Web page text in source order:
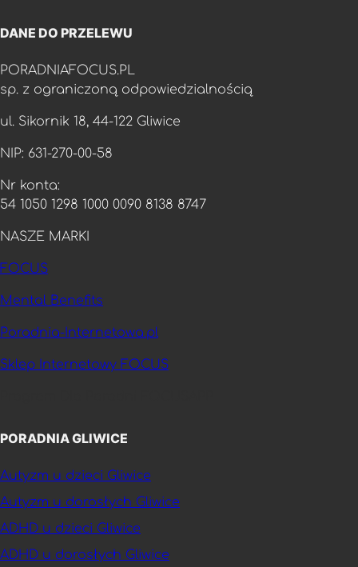
DANE DO PRZELEWU
PORADNIAFOCUS.PL
sp. z ograniczoną odpowiedzialnością
ul. Sikornik 18, 44-122 Gliwice
NIP: 631-270-00-58
Nr konta:
54 1050 1298 1000 0090 8138 8747
NASZE MARKI
FOCUS
Mental Benefits
Poradnia-Internetowa.pl
Sklep Internetowy FOCUS
PORADNIA GLIWICE
Autyzm u dzieci Gliwice
Autyzm u dorosłych Gliwice
ADHD u dzieci Gliwice
ADHD u dorosłych Gliwice